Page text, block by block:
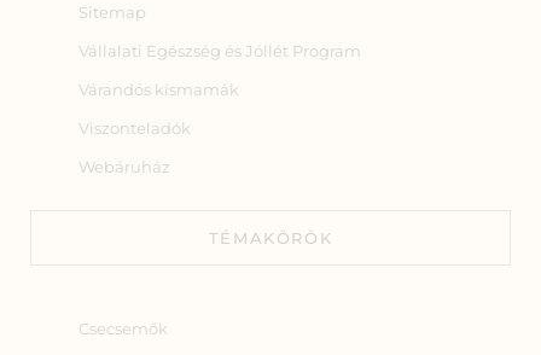
Sitemap
Vállalati Egészség és Jóllét Program
Várandós kismamák
Viszonteladók
Webáruház
TÉMAKÖRÖK
Csecsemők